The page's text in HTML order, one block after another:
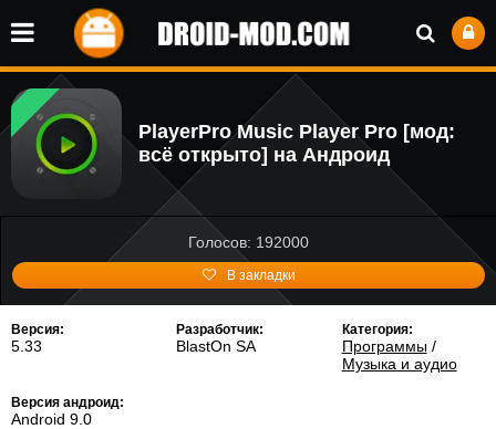
PlayerPro Music Player Pro [мод:
всё открыто] на Андроид
Голосов: 192000
В закладки
Версия:
5.33
Разработчик:
BlastOn SA
Категория:
Программы/
Музыка и аудио
Версия андроид:
Android 9.0